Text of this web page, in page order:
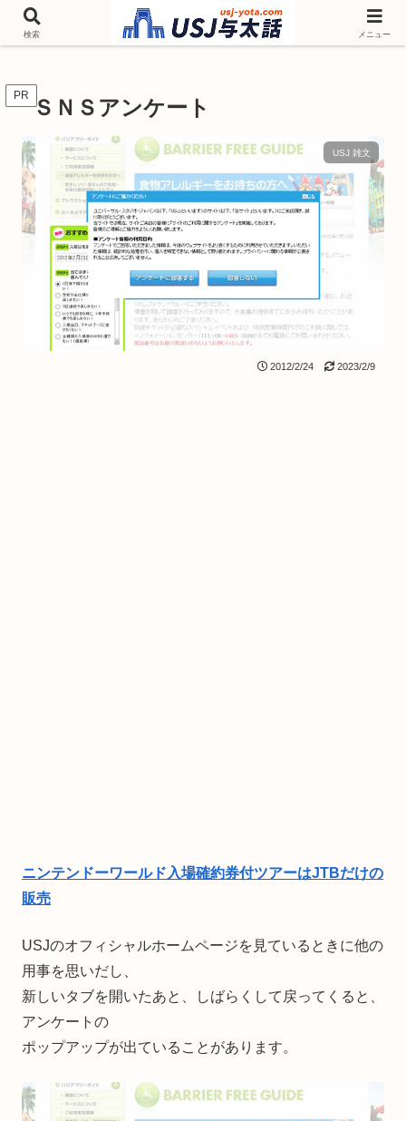
チケットやシーズンイベント ニンテンドーワールド アトラクションなどユニ
バを歩いて情報収集しています
PR ＳＮＳアンケート
USJ 雑文
2012/2/24 2023/2/9
ニンテンドーワールド入場確約券付ツアーはJTBだけの
販売
USJのオフィシャルホームページを見ているときに他の
用事を思いだし、
新しいタブを開いたあと、しばらくして戻ってくると、
アンケートの
ポップアップが出ていることがあります。
検索 メニュー